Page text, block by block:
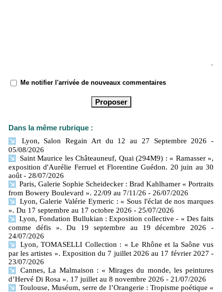
Me notifier l'arrivée de nouveaux commentaires
Dans la même rubrique :
Lyon, Salon Regain Art du 12 au 27 Septembre 2026
-
05/08/2026
Saint Maurice les Châteauneuf, Quai (294M9) : « Ramasser »,
exposition d'Aurélie Ferruel et Florentine Guédon. 20 juin au 30
août - 28/07/2026
Paris, Galerie Sophie Scheidecker : Brad Kahlhamer « Portraits
from Bowery Boulevard ». 22/09 au 7/11/26 - 26/07/2026
Lyon, Galerie Valérie Eymeric : « Sous l'éclat de nos marques
». Du 17 septembre au 17 octobre 2026 - 25/07/2026
Lyon, Fondation Bullukian : Exposition collective - « Des faits
comme défis ». Du 19 septembre au 19 décembre 2026
-
24/07/2026
Lyon, TOMASELLI Collection : « Le Rhône et la Saône vus
par les artistes ». Exposition du 7 juillet 2026 au 17 février 2027 -
23/07/2026
Cannes, La Malmaison : « Mirages du monde, les peintures
d’Hervé Di Rosa ». 17 juillet au 8 novembre 2026 - 21/07/2026
Toulouse, Muséum, serre de l’Orangerie : Tropisme poétique «